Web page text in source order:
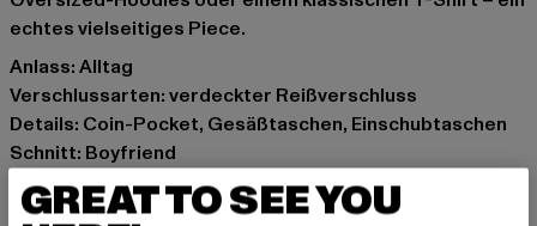
echtes vielseitiges Piece.
Anlass: Alltag
Verschlussarten: verdeckter Reißverschluss
Details: Coin-Pocket, Gesäßtaschen, Einschubtaschen
Schnitt: Boyfriend
Marke: 2Y Premium
Kat.: Anti Fit Jeans
GREAT TO SEE YOU